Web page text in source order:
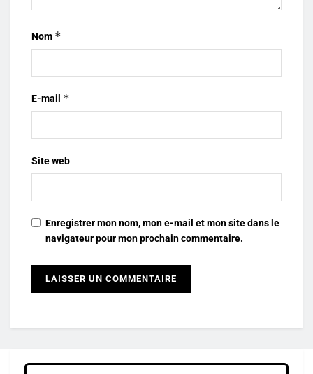
Nom *
E-mail *
Site web
Enregistrer mon nom, mon e-mail et mon site dans le
navigateur pour mon prochain commentaire.